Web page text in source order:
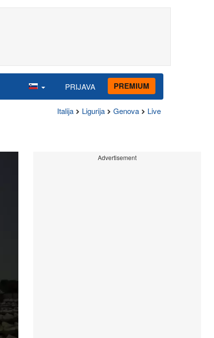
PRIJAVA PREMIUM
Italija Ligurija Genova Live
Advertisement